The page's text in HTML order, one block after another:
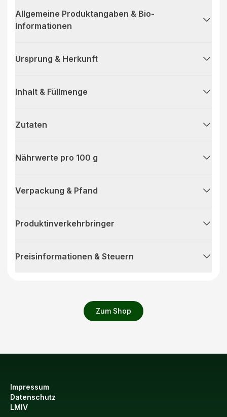
Zum Shop
Allgemeine Produktangaben & Bio-
Informationen
Ursprung & Herkunft
Inhalt & Füllmenge
Zutaten
Nährwerte pro 100 g
Verpackung & Pfand
Produktinverkehrbringer
Preisinformationen & Steuern
Impressum
Datenschutz
LMIV